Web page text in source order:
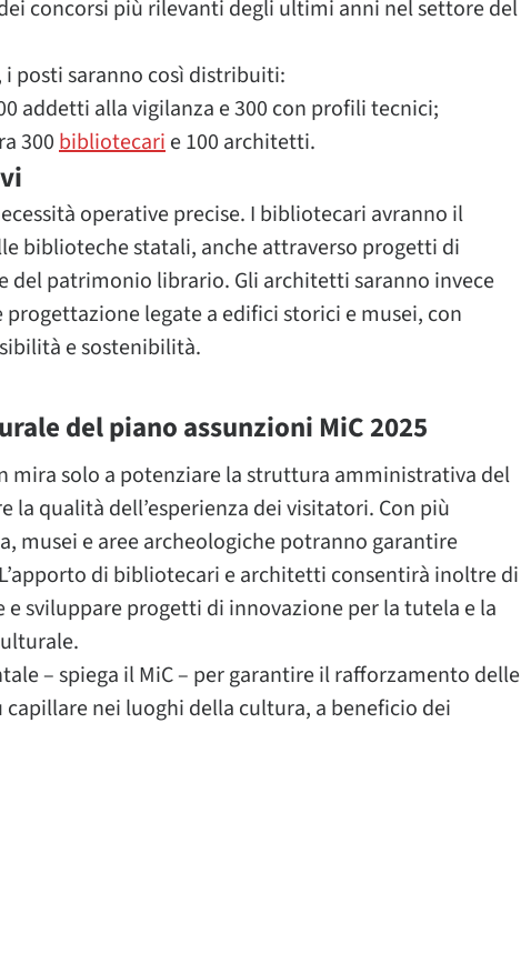
concorsi più rilevanti degli ultimi anni nel settore del
posti saranno così distribuiti:
addetti alla vigilanza e 300 con profili tecnici;
300bibliotecarie 100 architetti.
operative precise. I bibliotecari avranno il
biblioteche statali, anche attraverso progetti di
del patrimonio librario. Gli architetti saranno invece
legate a edifici storici e musei, con
e sostenibilità.
del piano assunzioni MiC 2025
mira solo a potenziare la struttura amministrativa del
la qualità dell’esperienza dei visitatori. Con più
musei e aree archeologiche potranno garantire
di bibliotecari e architetti consentirà inoltre di
sviluppare progetti di innovazione per la tutela e la
– spiega il MiC – per garantire il rafforzamento delle
nei luoghi della cultura, a beneficio dei